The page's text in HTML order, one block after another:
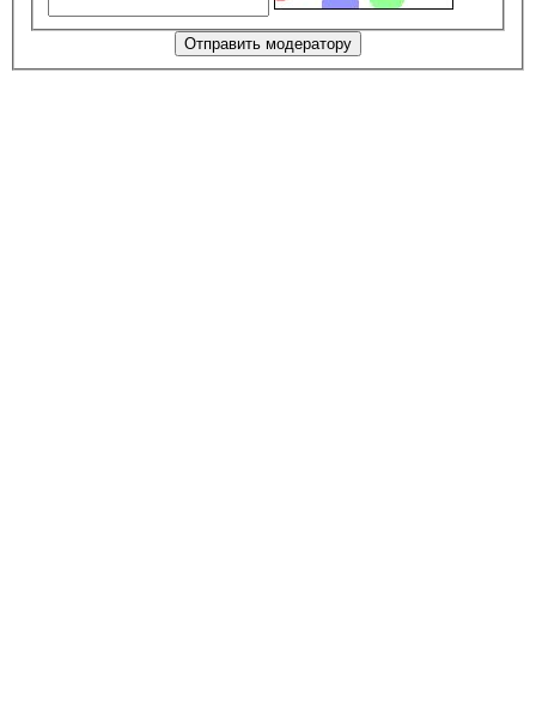
Отправить модератору